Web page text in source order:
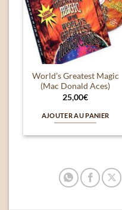
wishlist
World’s Greatest Magic
(Mac Donald Aces)
25,00€
AJOUTER AU PANIER